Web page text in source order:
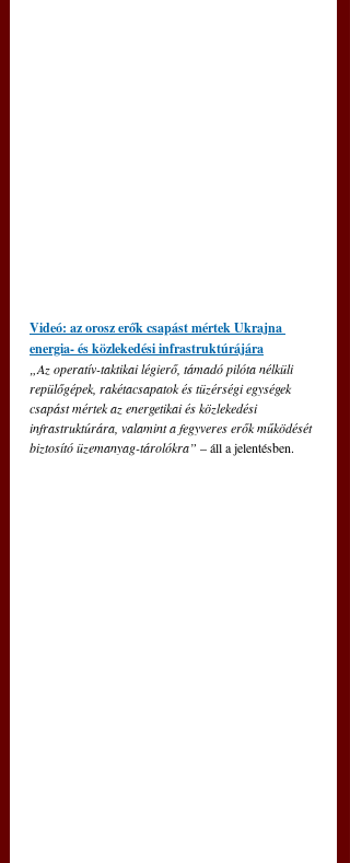
Videó: az orosz erők csapást mértek Ukrajna
energia- és közlekedési infrastruktúrájára
„Az operatív-taktikai légierő, támadó pilóta nélküli
repülőgépek, rakétacsapatok és tüzérségi egységek
csapást mértek az energetikai és közlekedési
infrastruktúrára, valamint a fegyveres erők működését
biztosító üzemanyag-tárolókra” – áll a jelentésben.